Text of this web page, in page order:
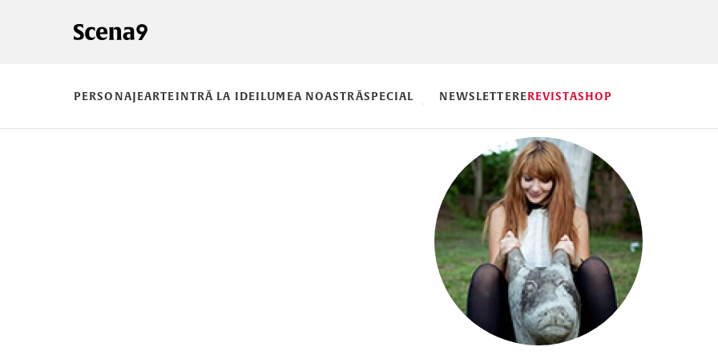
PERSONAJEARTEINTRĂ LA IDEILUMEA NOASTRĂSPECIAL NEWSLETTEREREVISTASHOP